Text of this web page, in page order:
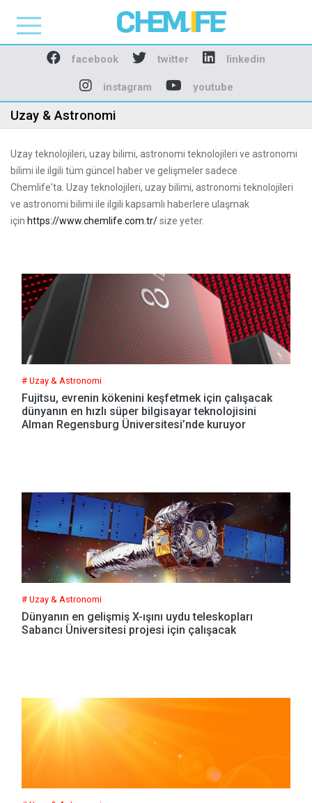
Chemlife - Basılı ve
facebook twitter linkedin
instagram youtube
Uzay & Astronomi
Uzay teknolojileri, uzay bilimi, astronomi teknolojileri ve astronomi
bilimi ile ilgili tüm güncel haber ve gelişmeler sadece
Chemlife'ta. Uzay teknolojileri, uzay bilimi, astronomi teknolojileri
ve astronomi bilimi ile ilgili kapsamlı haberlere ulaşmak
için https://www.chemlife.com.tr/size yeter.
# Uzay & Astronomi
Fujitsu, evrenin kökenini keşfetmek için çalışacak
dünyanın en hızlı süper bilgisayar teknolojisini
Alman Regensburg Üniversitesi’nde kuruyor
# Uzay & Astronomi
Dünyanın en gelişmiş X-ışını uydu teleskopları
Sabancı Üniversitesi projesi için çalışacak